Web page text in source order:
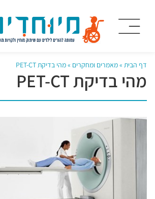
דף הבית »מאמרים ומחקרים »מהי בדיקת PET-CT
מהי בדיקת PET-CT